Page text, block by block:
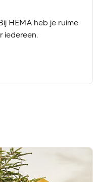
HEMA heb je ruime
iedereen.